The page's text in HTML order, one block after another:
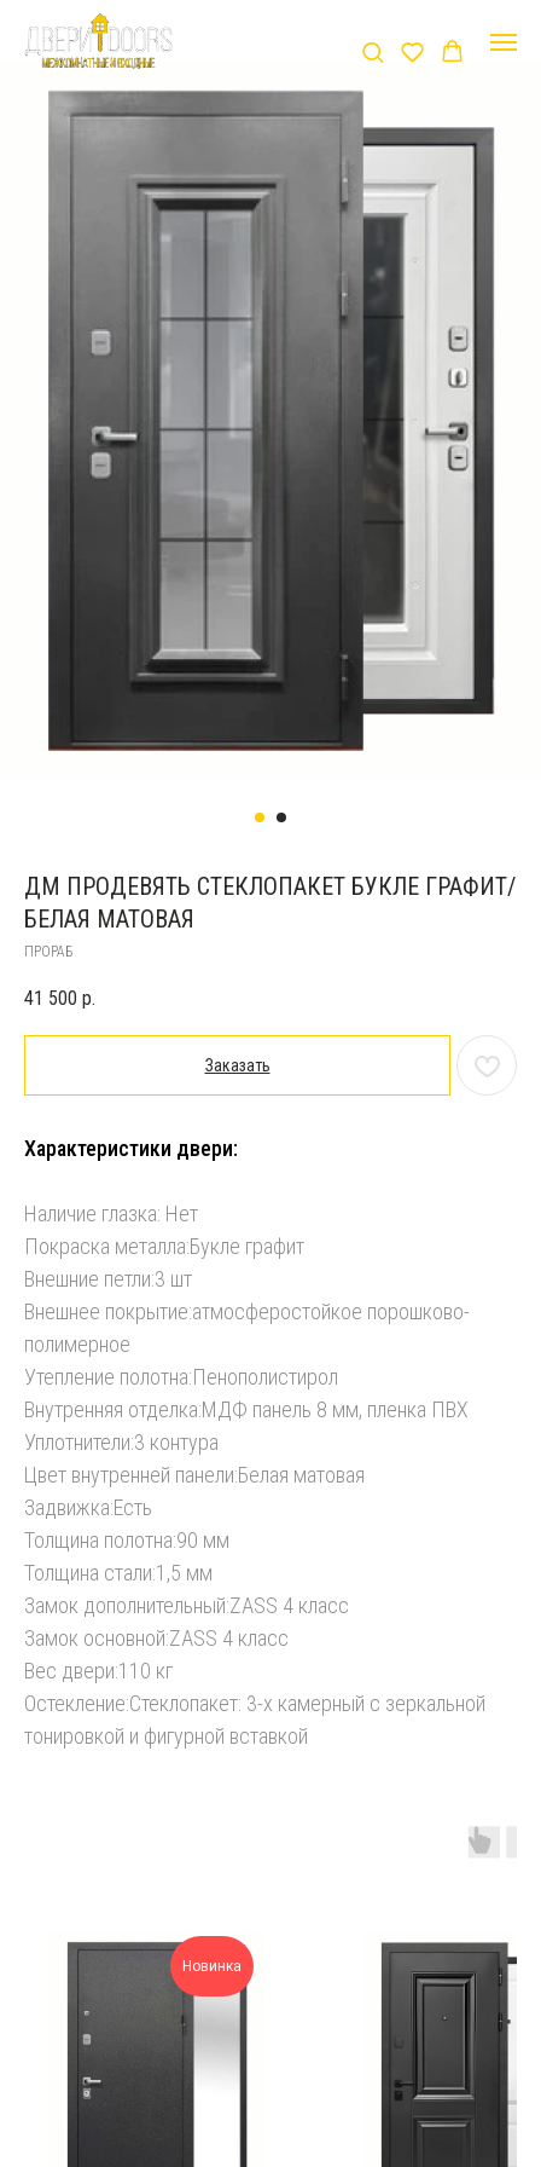
ДМ ПРОДЕВЯТЬ СТЕКЛОПАКЕТ БУКЛЕ ГРАФИТ/
БЕЛАЯ МАТОВАЯ
ПРОРАБ
41 500 р.
Заказать
Характеристики двери:
Наличие глазка: Нет
Покраска металла:Букле графит
Внешние петли:3 шт
Внешнее покрытие:атмосферостойкое порошково-
полимерное
Утепление полотна:Пенополистирол
Внутренняя отделка:МДФ панель 8 мм, пленка ПВХ
Уплотнители:3 контура
Цвет внутренней панели:Белая матовая
Задвижка:Есть
Толщина полотна:90 мм
Толщина стали:1,5 мм
Замок дополнительный:ZASS 4 класс
Замок основной:ZASS 4 класс
Вес двери:110 кг
Остекление:Стеклопакет: 3-х камерный с зеркальной
тонировкой и фигурной вставкой
Новинка